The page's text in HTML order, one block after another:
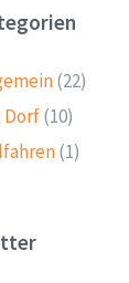
(22)
Dorf(10)
(1)